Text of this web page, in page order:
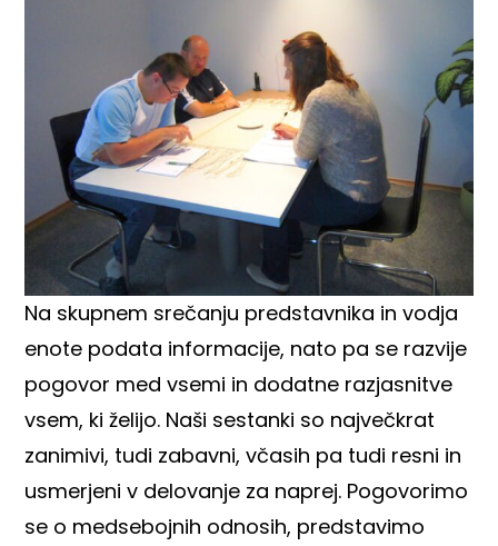
Na skupnem srečanju predstavnika in vodja
enote podata informacije, nato pa se razvije
pogovor med vsemi in dodatne razjasnitve
vsem, ki želijo. Naši sestanki so največkrat
zanimivi, tudi zabavni, včasih pa tudi resni in
usmerjeni v delovanje za naprej. Pogovorimo
se o medsebojnih odnosih, predstavimo